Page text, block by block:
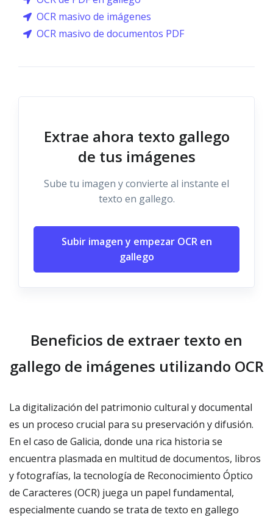
OCR masivo de imágenes
OCR masivo de documentos PDF
Extrae ahora texto gallego
de tus imágenes
Sube tu imagen y convierte al instante el
texto en gallego.
Subir imagen y empezar OCR en
gallego
Beneficios de extraer texto en
gallego de imágenes utilizando OCR
La digitalización del patrimonio cultural y documental
es un proceso crucial para su preservación y difusión.
En el caso de Galicia, donde una rica historia se
encuentra plasmada en multitud de documentos, libros
y fotografías, la tecnología de Reconocimiento Óptico
de Caracteres (OCR) juega un papel fundamental,
especialmente cuando se trata de texto en gallego